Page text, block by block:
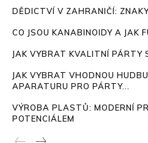
DĚDICTVÍ V ZAHRANIČÍ:
CO JSOU KANABINOIDY A JAK
JAK VYBRAT KVALITNÍ PÁRTY
JAK VYBRAT VHODNOU
APARATURU PRO PÁRTY...
VÝROBA PLASTŮ: MODERNÍ
POTENCIÁLEM